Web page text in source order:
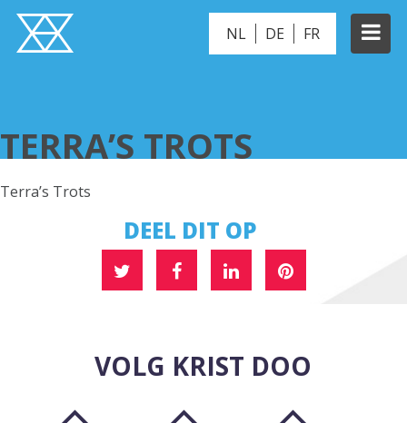
NL DE FR
TERRA’S TROTS
Terra’s Trots
DEEL DIT OP
VOLG KRIST DOO